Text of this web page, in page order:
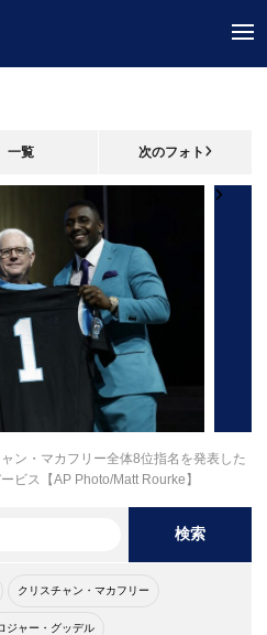
一覧 次のフォト
ン・マカフリー全体8位指名を発表した
ビス【AP Photo/Matt Rourke】
検索
クリスチャン・マカフリー
ジャー・グッデル